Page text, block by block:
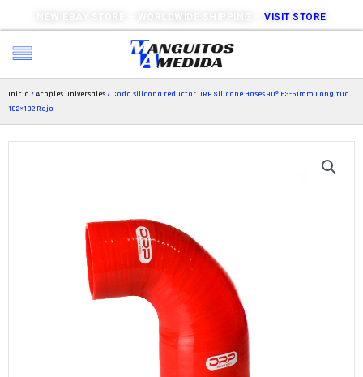
NEW EBAY STORE – WORLDWIDE SHIPPING –VISIT STORE
Inicio /Acoples universales/ Codo silicona reductor DRP Silicone Hoses 90º 63-51mm Longitud
102×102 Rojo